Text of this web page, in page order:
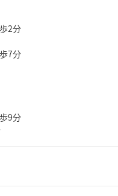
2分
7分
9分